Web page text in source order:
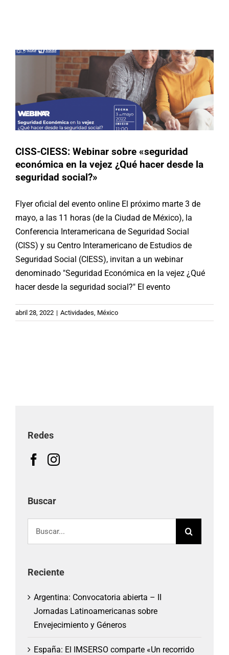
CISS-CIESS: Webinar sobre «seguridad
económica en la vejez ¿Qué hacer desde la
seguridad social?»
Flyer oficial del evento online El próximo marte 3 de
mayo, a las 11 horas (de la Ciudad de México), la
Conferencia Interamericana de Seguridad Social
(CISS) y su Centro Interamericano de Estudios de
Seguridad Social (CIESS), invitan a un webinar
denominado "Seguridad Económica en la vejez ¿Qué
hacer desde la seguridad social?" El evento
abril 28, 2022 | Actividades, México
Redes
Buscar
Reciente
Argentina: Convocatoria abierta – II
Jornadas Latinoamericanas sobre
Envejecimiento y Géneros
España: El IMSERSO comparte «Un recorrido